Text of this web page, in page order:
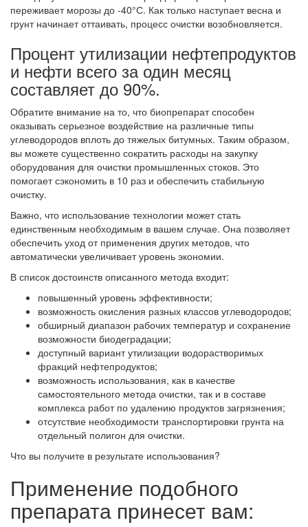
переживает морозы до -40°С. Как только наступает весна и
грунт начинает оттаивать, процесс очистки возобновляется.
Процент утилизации нефтепродуктов
и нефти всего за один месяц
составляет до 90%.
Обратите внимание на то, что биопрепарат способен
оказывать серьезное воздействие на различные типы
углеводородов вплоть до тяжелых битумных. Таким образом,
вы можете существенно сократить расходы на закупку
оборудования для очистки промышленных стоков. Это
помогает сэкономить в 10 раз и обеспечить стабильную
очистку.
Важно, что использование технологии может стать
единственным необходимым в вашем случае. Она позволяет
обеспечить уход от применения других методов, что
автоматически увеличивает уровень экономии.
В список достоинств описанного метода входит:
повышенный уровень эффективности;
возможность окисления разных классов углеводородов;
обширный диапазон рабочих температур и сохранение
возможности биодеградации;
доступный вариант утилизации водорастворимых
фракций нефтепродуктов;
возможность использования, как в качестве
самостоятельного метода очистки, так и в составе
комплекса работ по удалению продуктов загрязнения;
отсутствие необходимости транспортировки грунта на
отдельный полигон для очистки.
Что вы получите в результате использования?
Применение подобного
препарата принесет вам: